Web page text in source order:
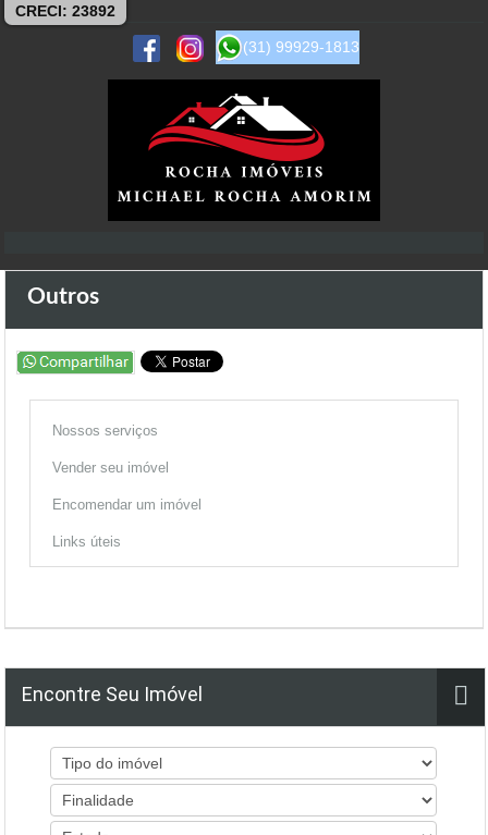
CRECI: 23892
(31) 99929-1813
Outros
Nossos serviços
Vender seu imóvel
Encomendar um imóvel
Links úteis
Encontre Seu Imóvel